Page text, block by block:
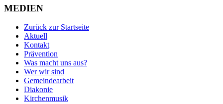
MEDIEN
Zurück zur Startseite
Aktuell
Kontakt
Prävention
Was macht uns aus?
Wer wir sind
Gemeindearbeit
Diakonie
Kirchenmusik